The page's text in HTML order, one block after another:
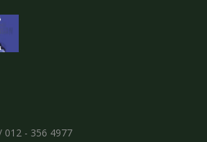
012 - 356 4977